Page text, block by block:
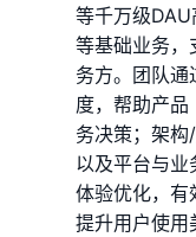
等千万级
等基础业务，
务方。团队
度，帮助产品
务决策；架
以及平台与业
体验优化，有
提升用户使用